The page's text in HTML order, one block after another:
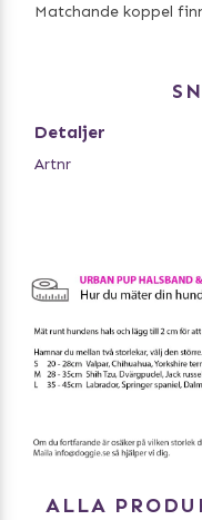
Matchande koppel
Detaljer
Artnr
ALLA